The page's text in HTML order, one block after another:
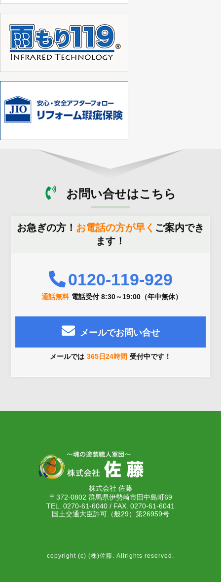
お問い合せはこちら
お急ぎの方！ お電話の方が早く ご案内でき
ます！
0120-119-929
通話無料 電話受付 8:30～19:00（年中無休）
メールでお問い合せ
メールでは 365日24時間 受付中です！
株式会社 佐藤
〒372-0802 群馬県伊勢崎市田中島町69
TEL. 0270-61-6040 / FAX. 0270-61-6041
国土交通大臣許可（般29）第26959号
copyright (c) (株)佐藤. Allrights reserved.